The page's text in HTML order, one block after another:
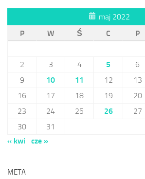
maj 2022
P
W Ś C P
2
3 4 5 6
9
10 11 12 13
16
17 18 19 20
23
24 25 26 27
30
31
« kwi
cze »
META